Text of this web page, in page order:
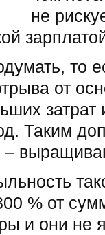
не
то
от
Таким
–
% от
и они не